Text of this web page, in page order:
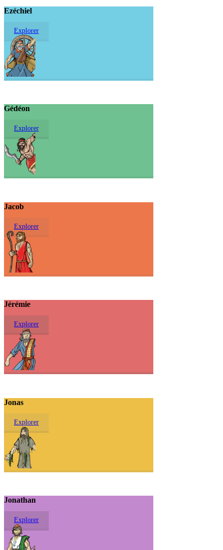
Ezéchiel
Explorer
Gédéon
Explorer
Jacob
Explorer
Jérémie
Explorer
Jonas
Explorer
Jonathan
Explorer